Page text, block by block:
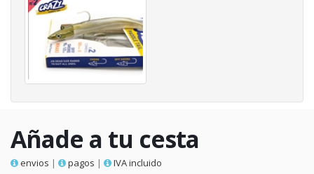
Añade a tu cesta
envios | pagos | IVA incluido